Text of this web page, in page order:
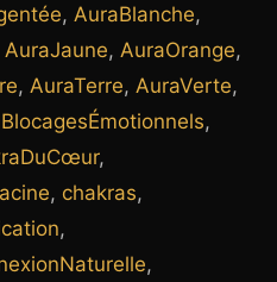
, AuraBlanche,
AuraJaune, AuraOrange,
, AuraTerre, AuraVerte,
BlocagesÉmotionnels,
,
, chakras,
,
,